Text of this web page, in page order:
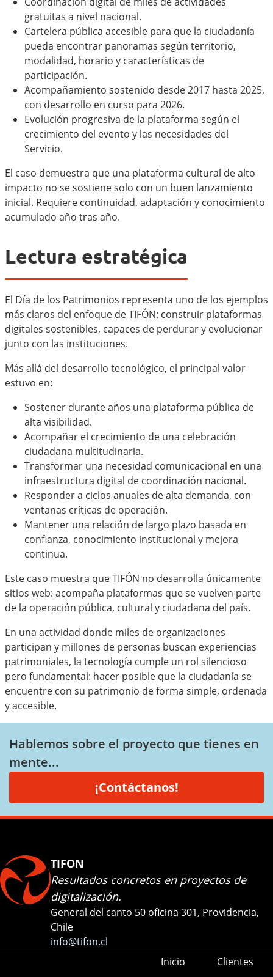
gratuitas a nivel nacional.
Cartelera pública accesible para que la ciudadanía
pueda encontrar panoramas según territorio,
modalidad, horario y características de
participación.
Acompañamiento sostenido desde 2017 hasta 2025,
con desarrollo en curso para 2026.
Evolución progresiva de la plataforma según el
crecimiento del evento y las necesidades del
Servicio.
El caso demuestra que una plataforma cultural de alto
impacto no se sostiene solo con un buen lanzamiento
inicial. Requiere continuidad, adaptación y conocimiento
acumulado año tras año.
Lectura estratégica
El Día de los Patrimonios representa uno de los ejemplos
más claros del enfoque de TIFÓN: construir plataformas
digitales sostenibles, capaces de perdurar y evolucionar
junto con las instituciones.
Más allá del desarrollo tecnológico, el principal valor
estuvo en:
Sostener durante años una plataforma pública de
alta visibilidad.
Acompañar el crecimiento de una celebración
ciudadana multitudinaria.
Transformar una necesidad comunicacional en una
infraestructura digital de coordinación nacional.
Responder a ciclos anuales de alta demanda, con
ventanas críticas de operación.
Mantener una relación de largo plazo basada en
confianza, conocimiento institucional y mejora
continua.
Este caso muestra que TIFÓN no desarrolla únicamente
sitios web: acompaña plataformas que se vuelven parte
de la operación pública, cultural y ciudadana del país.
En una actividad donde miles de organizaciones
participan y millones de personas buscan experiencias
patrimoniales, la tecnología cumple un rol silencioso
pero fundamental: hacer posible que la ciudadanía se
encuentre con su patrimonio de forma simple, ordenada
y accesible.
Hablemos sobre el proyecto que tienes en
mente...
¡Contáctanos!
TIFON
Resultados concretos en proyectos de
digitalización.
General del canto 50 oficina 301, Providencia,
Chile
info@tifon.cl
Inicio
Clientes